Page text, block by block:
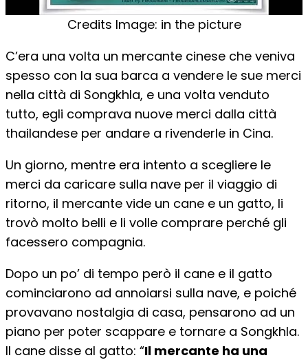
Credits Image: in the picture
C’era una volta un mercante cinese che veniva
spesso con la sua barca a vendere le sue merci
nella città di Songkhla, e una volta venduto
tutto, egli comprava nuove merci dalla città
thailandese per andare a rivenderle in Cina.
Un giorno, mentre era intento a scegliere le
merci da caricare sulla nave per il viaggio di
ritorno, il mercante vide un cane e un gatto, li
trovò molto belli e li volle comprare perché gli
facessero compagnia.
Dopo un po’ di tempo però il cane e il gatto
cominciarono ad annoiarsi sulla nave, e poiché
provavano nostalgia di casa, pensarono ad un
piano per poter scappare e tornare a Songkhla.
Il cane disse al gatto: “Il mercante ha una